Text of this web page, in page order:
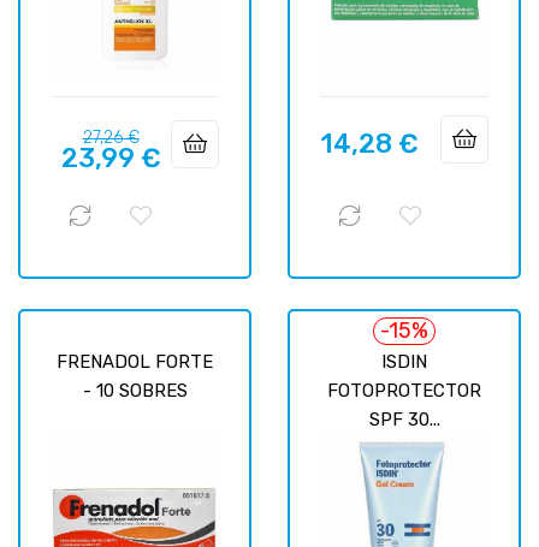
Precio
regular
27,26 €Precio
23,99 € Precio
14,28 €
FRENADOL FORTE
- 10 SOBRES
ISDIN
FOTOPROTECTOR
SPF 30...
-15%